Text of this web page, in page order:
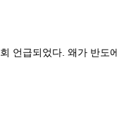
언급되었다. 왜가 반